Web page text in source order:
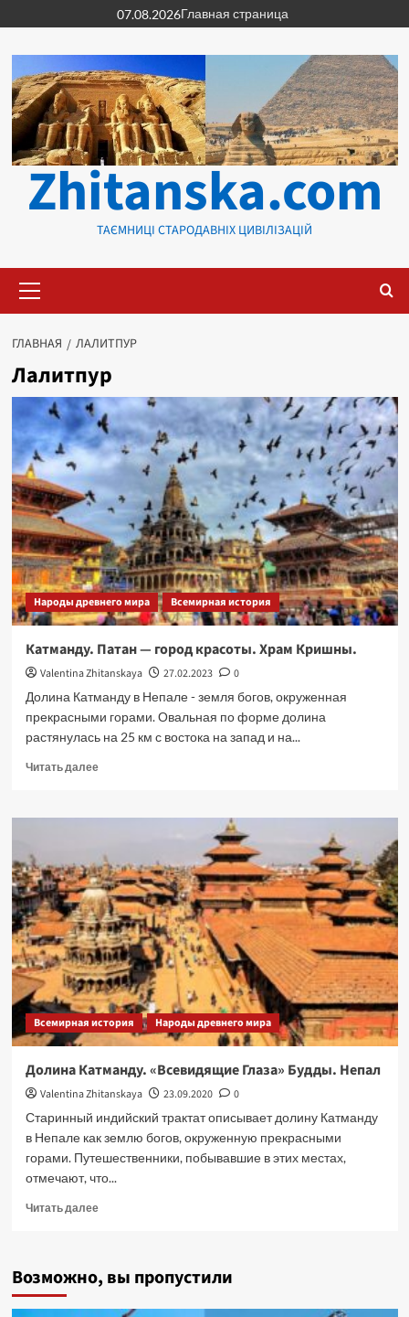
к
содержимому
07.08.2026Главная страница
Zhitanska.com
ТАЄМНИЦІ СТАРОДАВНІХ ЦИВІЛІЗАЦІЙ
меню
ГЛАВНАЯ ЛАЛИТПУР
Лалитпур
Народы древнего мира Всемирная история
Катманду. Патан — город красоты. Храм Кришны.
Valentina Zhitanskaya 27.02.2023
0
Долина Катманду в Непале - земля богов, окруженная
прекрасными горами. Овальная по форме долина
растянулась на 25 км с востока на запад и на...
Читать далееПрочитать
Катманду.
город
красоты.
Храм
Кришны.
Всемирная история Народы древнего мира
Долина Катманду. «Всевидящие Глаза» Будды. Непал
Valentina Zhitanskaya 23.09.2020
0
Старинный индийский трактат описывает долину Катманду
в Непале как землю богов, окруженную прекрасными
горами. Путешественники, побывавшие в этих местах,
отмечают, что...
Читать далееПрочитать
Катманду.
Глаза»
Возможно, вы пропустили